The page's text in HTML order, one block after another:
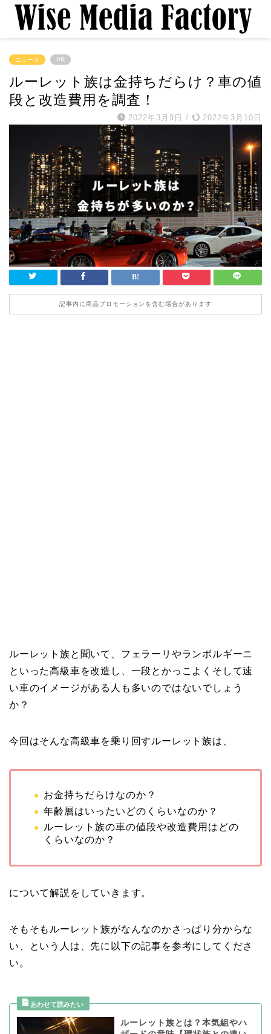
ニュース PR
ルーレット族は金持ちだらけ？車の値
段と改造費用を調査！
2022年3月9日 / 2022年3月10日
記事内に商品プロモーションを含む場合があります
ルーレット族と聞いて、フェラーリやランボルギーニ
といった高級車を改造し、一段とかっこよくそして速
い車のイメージがある人も多いのではないでしょう
か？
今回はそんな高級車を乗り回すルーレット族は、
お金持ちだらけなのか？
年齢層はいったいどのくらいなのか？
ルーレット族の車の値段や改造費用はどの
くらいなのか？
について解説をしていきます。
そもそもルーレット族がなんなのかさっぱり分からな
い、という人は、先に以下の記事を参考にしてくださ
い。
ルーレット族とは？本気組やハ